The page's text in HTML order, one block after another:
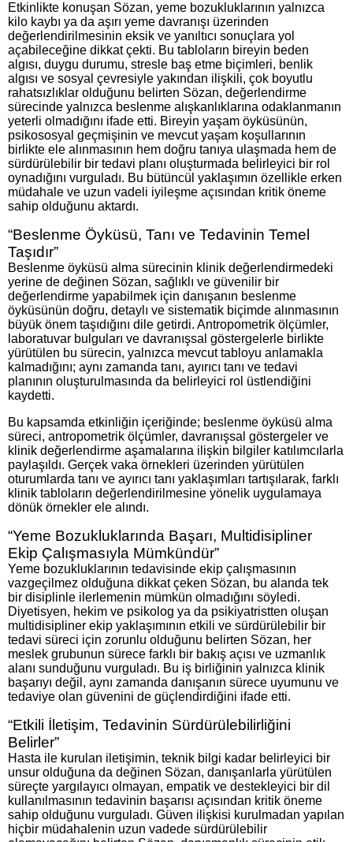
Etkinlikte konuşan Sözan, yeme bozukluklarının yalnızca
kilo kaybı ya da aşırı yeme davranışı üzerinden
değerlendirilmesinin eksik ve yanıltıcı sonuçlara yol
açabileceğine dikkat çekti. Bu tabloların bireyin beden
algısı, duygu durumu, stresle baş etme biçimleri, benlik
algısı ve sosyal çevresiyle yakından ilişkili, çok boyutlu
rahatsızlıklar olduğunu belirten Sözan, değerlendirme
sürecinde yalnızca beslenme alışkanlıklarına odaklanmanın
yeterli olmadığını ifade etti. Bireyin yaşam öyküsünün,
psikososyal geçmişinin ve mevcut yaşam koşullarının
birlikte ele alınmasının hem doğru tanıya ulaşmada hem de
sürdürülebilir bir tedavi planı oluşturmada belirleyici bir rol
oynadığını vurguladı. Bu bütüncül yaklaşımın özellikle erken
müdahale ve uzun vadeli iyileşme açısından kritik öneme
sahip olduğunu aktardı.
“Beslenme Öyküsü, Tanı ve Tedavinin Temel
Taşıdır”
Beslenme öyküsü alma sürecinin klinik değerlendirmedeki
yerine de değinen Sözan, sağlıklı ve güvenilir bir
değerlendirme yapabilmek için danışanın beslenme
öyküsünün doğru, detaylı ve sistematik biçimde alınmasının
büyük önem taşıdığını dile getirdi. Antropometrik ölçümler,
laboratuvar bulguları ve davranışsal göstergelerle birlikte
yürütülen bu sürecin, yalnızca mevcut tabloyu anlamakla
kalmadığını; aynı zamanda tanı, ayırıcı tanı ve tedavi
planının oluşturulmasında da belirleyici rol üstlendiğini
kaydetti.
Bu kapsamda etkinliğin içeriğinde; beslenme öyküsü alma
süreci, antropometrik ölçümler, davranışsal göstergeler ve
klinik değerlendirme aşamalarına ilişkin bilgiler katılımcılarla
paylaşıldı. Gerçek vaka örnekleri üzerinden yürütülen
oturumlarda tanı ve ayırıcı tanı yaklaşımları tartışılarak, farklı
klinik tabloların değerlendirilmesine yönelik uygulamaya
dönük örnekler ele alındı.
“Yeme Bozukluklarında Başarı, Multidisipliner
Ekip Çalışmasıyla Mümkündür”
Yeme bozukluklarının tedavisinde ekip çalışmasının
vazgeçilmez olduğuna dikkat çeken Sözan, bu alanda tek
bir disiplinle ilerlemenin mümkün olmadığını söyledi.
Diyetisyen, hekim ve psikolog ya da psikiyatristten oluşan
multidisipliner ekip yaklaşımının etkili ve sürdürülebilir bir
tedavi süreci için zorunlu olduğunu belirten Sözan, her
meslek grubunun sürece farklı bir bakış açısı ve uzmanlık
alanı sunduğunu vurguladı. Bu iş birliğinin yalnızca klinik
başarıyı değil, aynı zamanda danışanın sürece uyumunu ve
tedaviye olan güvenini de güçlendirdiğini ifade etti.
“Etkili İletişim, Tedavinin Sürdürülebilirliğini
Belirler”
Hasta ile kurulan iletişimin, teknik bilgi kadar belirleyici bir
unsur olduğuna da değinen Sözan, danışanlarla yürütülen
süreçte yargılayıcı olmayan, empatik ve destekleyici bir dil
kullanılmasının tedavinin başarısı açısından kritik öneme
sahip olduğunu vurguladı. Güven ilişkisi kurulmadan yapılan
hiçbir müdahalenin uzun vadede sürdürülebilir